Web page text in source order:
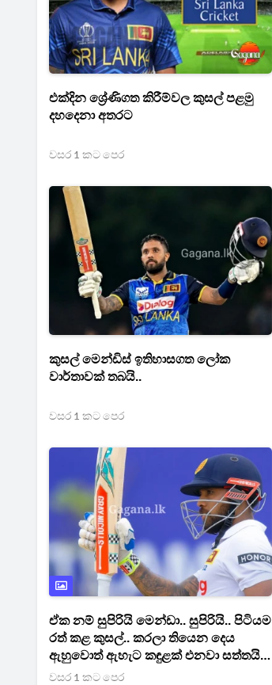
එක්දින ශ්‍රේණිගත කිරීම්වල කුසල් පළමු
දහදෙනා අතරට
වසර 1 කට පෙර
කුසල් මෙන්ඩිස් ඉතිහාසගත ලෝක
වාර්තාවක් තබයි..
වසර 1 කට පෙර
ඒක නම් සුපිරියි මෙන්ඩා.. සුපිරියි.. පිටියම
රත් කළ කුසල්.. කරලා තියෙන දෙය
ඇහුවොත් ඇහැට කඳුළක් එනවා සත්තයි..
(PHOTO)
වසර 1 කට පෙර